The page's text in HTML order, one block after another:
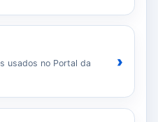
usados no Portal da
›